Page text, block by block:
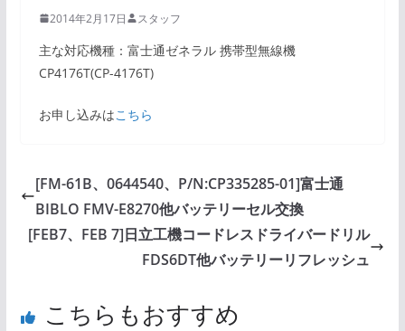
2014年2月17日 スタッフ
主な対応機種：富士通ゼネラル 携帯型無線機
CP4176T(CP-4176T)
お申し込みはこちら
[FM-61B、0644540、P/N:CP335285-01]富士通
BIBLO FMV-E8270他バッテリーセル交換
[FEB7、FEB 7]日立工機コードレスドライバードリル
FDS6DT他バッテリーリフレッシュ
こちらもおすすめ